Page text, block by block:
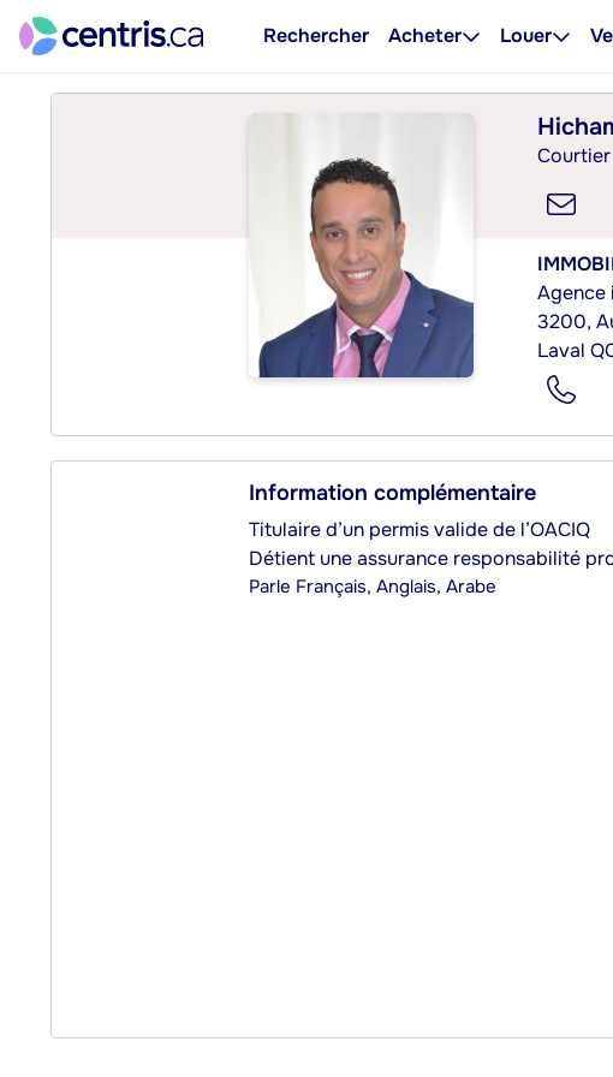
Rechercher Acheter Louer
Agence
3200,
Laval
Information complémentaire
Titulaire d’un permis valide de l’OACIQ
Détient une assurance responsabilité
Parle Français, Anglais, Arabe